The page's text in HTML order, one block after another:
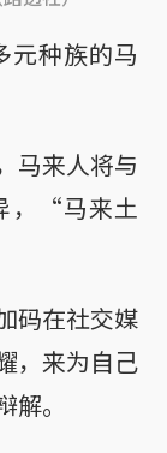
元种族的马
马来人将与
，“马来土
码在社交媒
，来为自己
。